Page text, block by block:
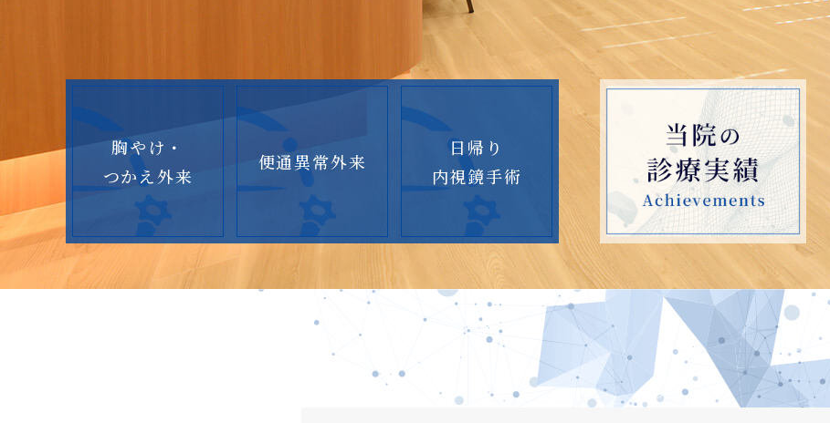
胸やけ・
つかえ外来
便通異常外来
日帰り
内視鏡手術